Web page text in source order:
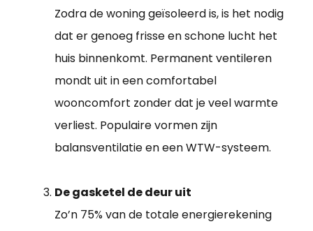
Zodra de woning geïsoleerd is, is het nodig
dat er genoeg frisse en schone lucht het
huis binnenkomt. Permanent ventileren
mondt uit in een comfortabel
wooncomfort zonder dat je veel warmte
verliest. Populaire vormen zijn
balansventilatie en een WTW-systeem.
De gasketel de deur uit
Zo’n 75% van de totale energierekening